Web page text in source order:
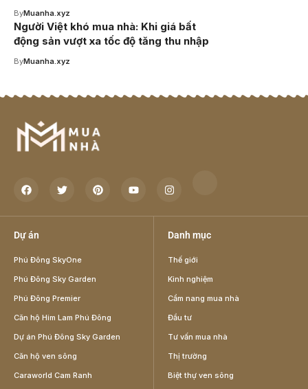
ByMuanha.xyz
Người Việt khó mua nhà: Khi giá bất
động sản vượt xa tốc độ tăng thu nhập
ByMuanha.xyz
Dự án
Phú Đông SkyOne
Phú Đông Sky Garden
Phú Đông Premier
Căn hộ Him Lam Phú Đông
Dự án Phú Đông Sky Garden
Căn hộ ven sông
Caraworld Cam Ranh
Danh mục
Thế giới
Kinh nghiệm
Cẩm nang mua nhà
Đầu tư
Tư vấn mua nhà
Thị trường
Biệt thự ven sông